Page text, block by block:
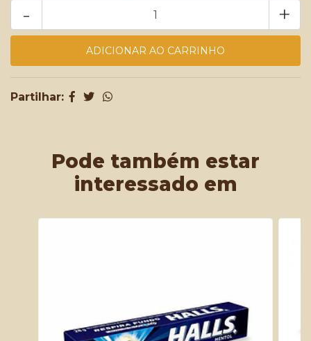
+
-
Partilhar:
Pode também estar
interessado em